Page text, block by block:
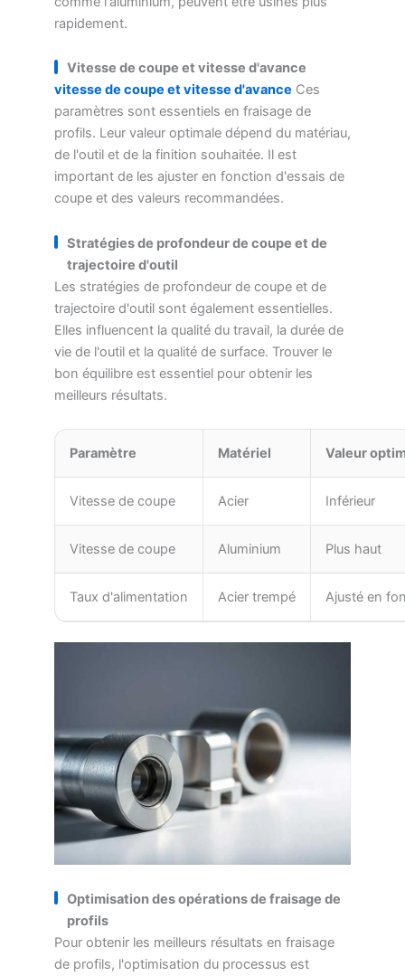
rapidement.
Vitesse de coupe et vitesse d'avance
vitesse de coupe et vitesse d'avance Ces
paramètres sont essentiels en fraisage de
profils. Leur valeur optimale dépend du matériau,
de l'outil et de la finition souhaitée. Il est
important de les ajuster en fonction d'essais de
coupe et des valeurs recommandées.
Stratégies de profondeur de coupe et de
trajectoire d'outil
Les stratégies de profondeur de coupe et de
trajectoire d'outil sont également essentielles.
Elles influencent la qualité du travail, la durée de
vie de l'outil et la qualité de surface. Trouver le
bon équilibre est essentiel pour obtenir les
meilleurs résultats.
Paramètre Matériel Valeur
Vitesse de coupe Acier Inférieur
Vitesse de coupe Aluminium Plus haut
Taux d'alimentation Acier trempé Ajusté en
Optimisation des opérations de fraisage de
profils
Pour obtenir les meilleurs résultats en fraisage
de profils, l'optimisation du processus est